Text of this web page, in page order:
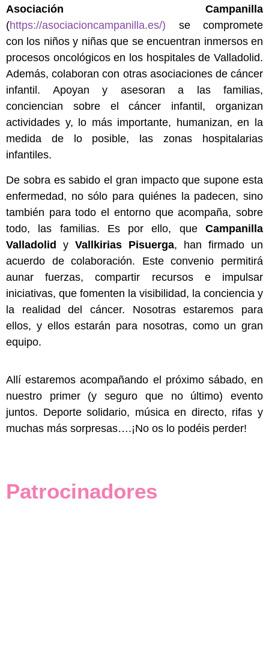
Asociación Campanilla
(https://asociacioncampanilla.es/) se compromete
con los niños y niñas que se encuentran inmersos en
procesos oncológicos en los hospitales de Valladolid.
Además, colaboran con otras asociaciones de cáncer
infantil. Apoyan y asesoran a las familias,
conciencian sobre el cáncer infantil, organizan
actividades y, lo más importante, humanizan, en la
medida de lo posible, las zonas hospitalarias
infantiles.
De sobra es sabido el gran impacto que supone esta
enfermedad, no sólo para quiénes la padecen, sino
también para todo el entorno que acompaña, sobre
todo, las familias. Es por ello, que Campanilla
Valladolid y Vallkirias Pisuerga, han firmado un
acuerdo de colaboración. Este convenio permitirá
aunar fuerzas, compartir recursos e impulsar
iniciativas, que fomenten la visibilidad, la conciencia y
la realidad del cáncer. Nosotras estaremos para
ellos, y ellos estarán para nosotras, como un gran
equipo.
Allí estaremos acompañando el próximo sábado, en
nuestro primer (y seguro que no último) evento
juntos. Deporte solidario, música en directo, rifas y
muchas más sorpresas….¡No os lo podéis perder!
Patrocinadores